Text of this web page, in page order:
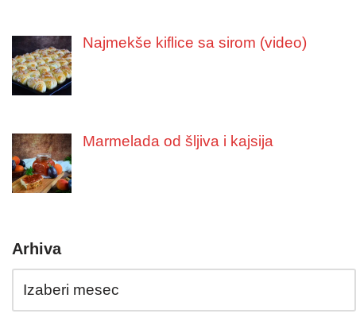
Najmekše kiflice sa sirom (video)
Marmelada od šljiva i kajsija
Arhiva